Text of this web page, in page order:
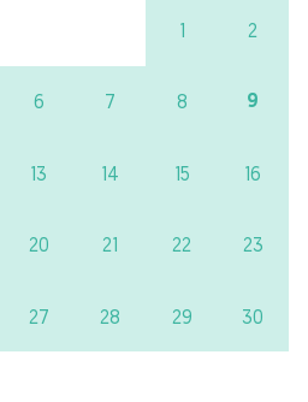
1 2
6 7 8 9
13 14 15 16
20 21 22 23
27 28 29 30